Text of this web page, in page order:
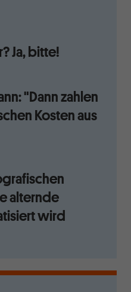
Ja, bitte!
"Dann zahlen
Kosten aus
alternde
wird